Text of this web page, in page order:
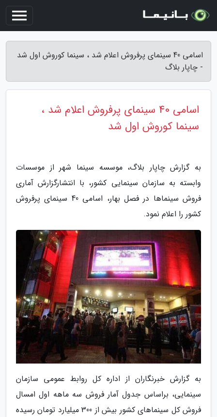
اسامی 40 سینمای پرفروش اعلام شد ، سینما کوروش اول شد
- چاپار بلاگ
اسامی 40 سینمای پرفروش اعلام شد ،
سینما کوروش اول شد
به گزارش چاپار بلاگ، موسسه سینما شهر از موسسات
وابسته به سازمان سینمایی کشور، با انتشارگزارش آماری
فروش سینماها در فصل بهار، اسامی 40 سینمای پرفروش
کشور را اعلام نمود.
به گزارش خبرنگاران از اداره کل روابط عمومی سازمان
سینمایی، براساس جدول آمار فروش سه ماهه اول امسال
فروش کل سینماهای کشور بیش از 300 میلیارد تومان رسیده